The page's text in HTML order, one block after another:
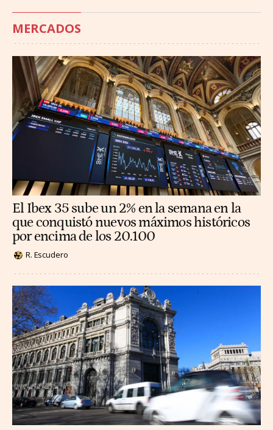
MERCADOS
El Ibex 35 sube un 2% en la semana en la
que conquistó nuevos máximos históricos
por encima de los 20.100
R. Escudero